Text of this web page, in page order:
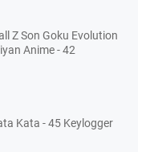
Z Son Goku Evolution
Anime - 42
Kata - 45 Keylogger